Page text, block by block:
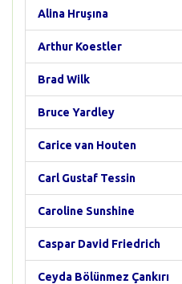
Alina Hruşına
Arthur Koestler
Brad Wilk
Bruce Yardley
Carice van Houten
Carl Gustaf Tessin
Caroline Sunshine
Caspar David Friedrich
Ceyda Bölünmez Çankırı